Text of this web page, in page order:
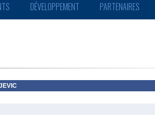
DÉVELOPPEMENT PARTENAIRES